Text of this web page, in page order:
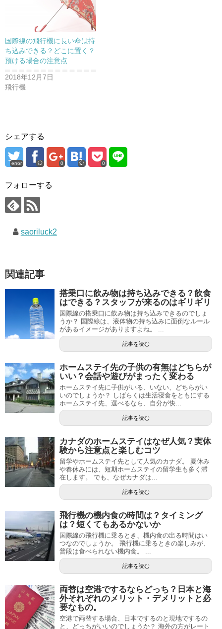
国際線の飛行機に長い傘は持
ち込みできる？どこに置く？
預ける場合の注意点
2018年12月7日
飛行機
シェアする
error 0 0
フォローする
saoriluck2
関連記事
搭乗口に飲み物は持ち込みできる？飲食
はできる？スタッフが来るのはギリギリ
国際線の搭乗口に飲み物は持ち込みできるのでしょ
うか？ 国際線は、液体物の持ち込みに面倒なルール
があるイメージがありますよね。 ...
記事を読む
ホームステイ先の子供の有無はどちらが
いい？会話や遊びがまったく変わる
ホームステイ先に子供がいる、いない、どちらがい
いのでしょうか？ しばらくは生活寝食をともにする
ホームステイ先、選べるなら、自分が快...
記事を読む
カナダのホームステイはなぜ人気？実体
験から注意点と楽しむコツ
留学やホームステイ先として人気のカナダ。 夏休み
や春休みには、短期ホームステイの留学生も多く滞
在します。 でも、なぜカナダは...
記事を読む
飛行機の機内食の時間は？タイミング
は？短くてもあるかないか
国際線の飛行機に乗るとき、機内食の出る時間はい
つなのでしょうか。 飛行機に乗るときの楽しみが、
普段は食べられない機内食。 ...
記事を読む
両替は空港でするならどっち？日本と海
外それぞれのメリット・デメリットと必
要なもの。
空港で両替する場合、日本でするのと現地でするの
と、どっちがいいのでしょうか？ 海外の方がレート